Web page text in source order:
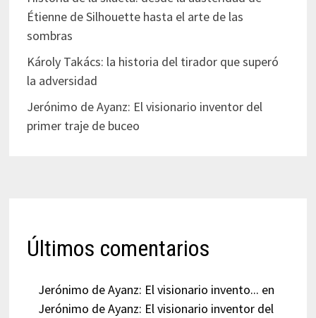
Étienne de Silhouette hasta el arte de las
sombras
Károly Takács: la historia del tirador que superó
la adversidad
Jerónimo de Ayanz: El visionario inventor del
primer traje de buceo
Últimos comentarios
Jerónimo de Ayanz: El visionario invento... en
Jerónimo de Ayanz: El visionario inventor del